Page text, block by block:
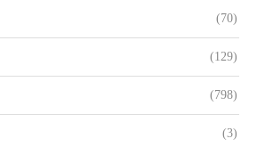
(70)
(129)
(798)
(3)